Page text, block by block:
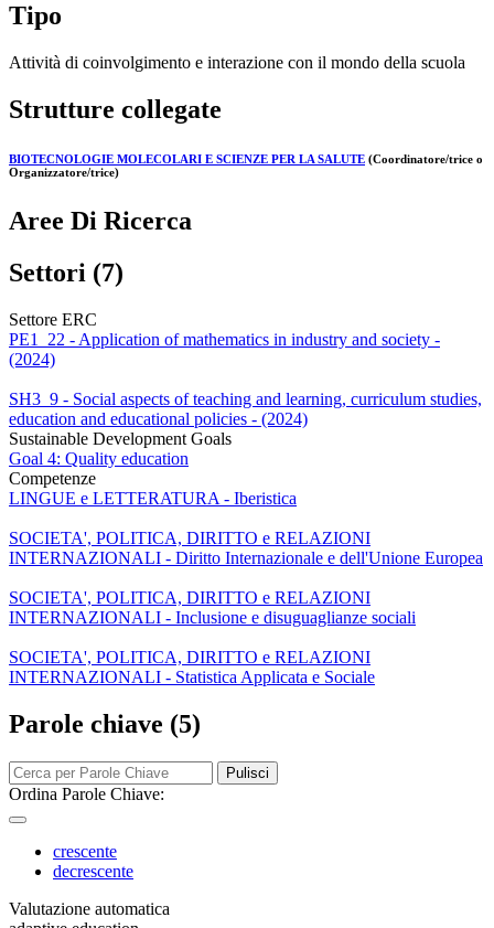
Tipo
Attività di coinvolgimento e interazione con il mondo della scuola
Strutture collegate
BIOTECNOLOGIE MOLECOLARI E SCIENZE PER LA SALUTE (Coordinatore/trice o
Organizzatore/trice)
Aree Di Ricerca
Settori (7)
Settore ERC
PE1_22 - Application of mathematics in industry and society -
(2024)
SH3_9 - Social aspects of teaching and learning, curriculum studies,
education and educational policies - (2024)
Sustainable Development Goals
Goal 4: Quality education
Competenze
LINGUE e LETTERATURA - Iberistica
SOCIETA', POLITICA, DIRITTO e RELAZIONI
INTERNAZIONALI - Diritto Internazionale e dell'Unione Europea
SOCIETA', POLITICA, DIRITTO e RELAZIONI
INTERNAZIONALI - Inclusione e disuguaglianze sociali
SOCIETA', POLITICA, DIRITTO e RELAZIONI
INTERNAZIONALI - Statistica Applicata e Sociale
Parole chiave (5)
Pulisci
Ordina Parole Chiave:
crescente
decrescente
Valutazione automatica